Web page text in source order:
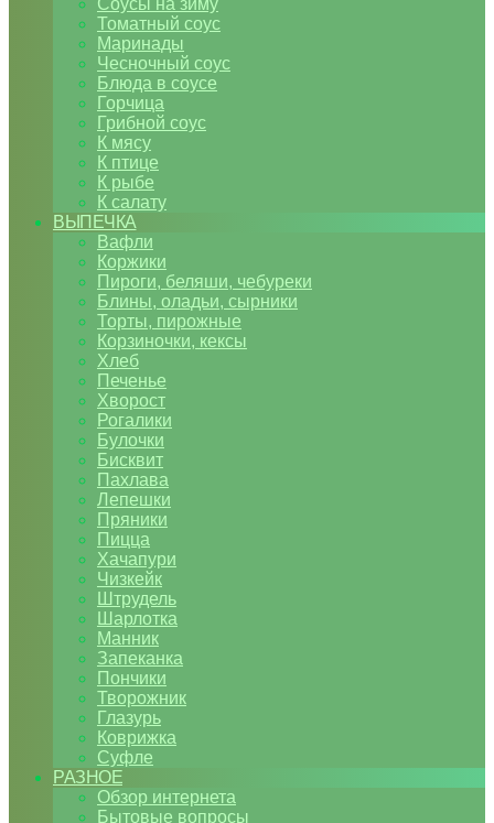
Соусы на зиму
Томатный соус
Маринады
Чесночный соус
Блюда в соусе
Горчица
Грибной соус
К мясу
К птице
К рыбе
К салату
ВЫПЕЧКА
Вафли
Коржики
Пироги, беляши, чебуреки
Блины, оладьи, сырники
Торты, пирожные
Корзиночки, кексы
Хлеб
Печенье
Хворост
Рогалики
Булочки
Бисквит
Пахлава
Лепешки
Пряники
Пицца
Хачапури
Чизкейк
Штрудель
Шарлотка
Манник
Запеканка
Пончики
Творожник
Глазурь
Коврижка
Суфле
РАЗНОЕ
Обзор интернета
Бытовые вопросы